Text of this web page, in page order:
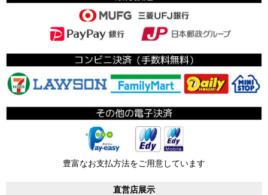
豊富なお支払方法をご用意しています
直営店展示